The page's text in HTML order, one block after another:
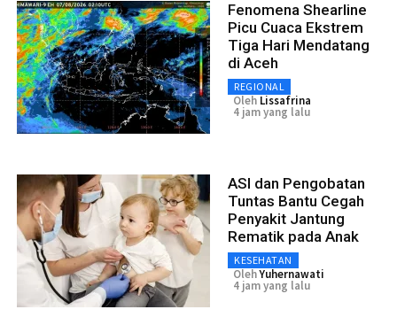
Fenomena Shearline
Picu Cuaca Ekstrem
Tiga Hari Mendatang
di Aceh
REGIONAL
Oleh Lissafrina
4 jam yang lalu
ASI dan Pengobatan
Tuntas Bantu Cegah
Penyakit Jantung
Rematik pada Anak
KESEHATAN
OlehYuhernawati
4 jam yang lalu